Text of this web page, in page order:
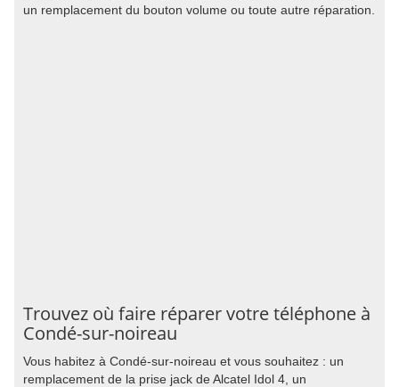
un remplacement du bouton volume ou toute autre réparation.
Trouvez où faire réparer votre téléphone à
Condé-sur-noireau
Vous habitez à Condé-sur-noireau et vous souhaitez : un
remplacement de la prise jack de Alcatel Idol 4, un